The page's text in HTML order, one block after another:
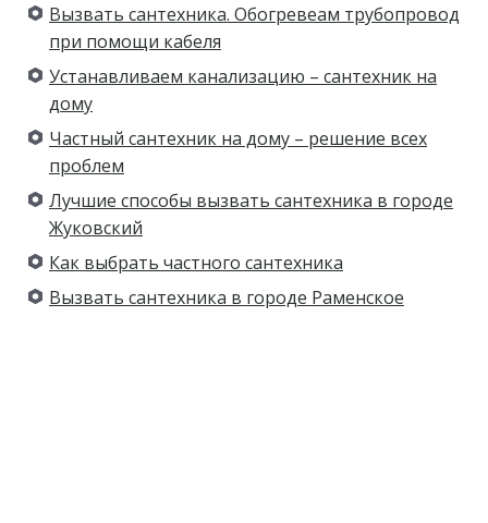
Вызвать сантехника. Обогревeам трубопровод
при помощи кабеля
Устанавливаем канализацию – сантехник на
дому
Частный сантехник на дому – решение всех
проблем
Лучшие способы вызвать сантехника в городе
Жуковский
Как выбрать частного сантехника
Вызвать сантехника в городе Раменское